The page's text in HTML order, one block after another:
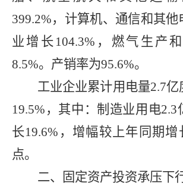
399.2%，计算机、通信和其
业增长 104.3% ，燃气生产
8.5%。产销率为95.6%。
工业企业累计用电量2.7亿
19.5% ，其中：制造业用电2.3
长19.6% ，增幅较上年同期增
点。
二、固定资产投资承压下